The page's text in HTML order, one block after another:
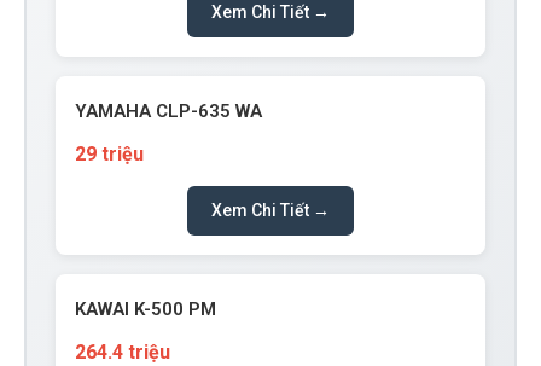
Xem Chi Tiết →
YAMAHA CLP-635 WA
29 triệu
Xem Chi Tiết →
KAWAI K-500 PM
264.4 triệu